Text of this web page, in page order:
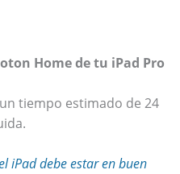
Home de tu iPad Pro
tiempo estimado de 24
iPad debe estar en buen